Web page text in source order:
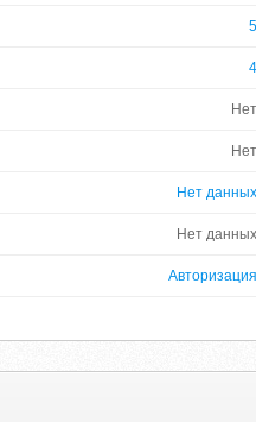
5
4
Нет
Нет
Нет данных
Нет данных
Авторизация